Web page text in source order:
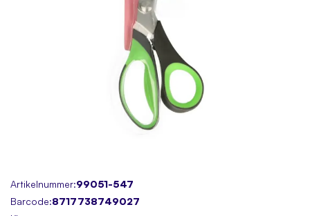
Artikelnummer:99051-547
Barcode:8717738749027
Skip
to